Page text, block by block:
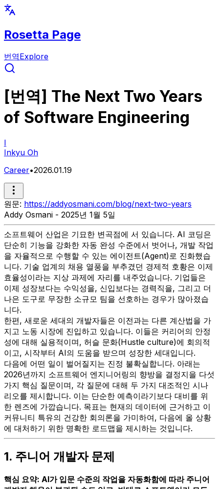
Rosetta Page
번역Explore
[번역] The Next Two Years
of Software Engineering
I
Inkyu Oh
Career•2026.01.19
원문: https://addyosmani.com/blog/next-two-years
Addy Osmani - 2025년 1월 5일
소프트웨어 산업은 기묘한 변곡점에 서 있습니다. AI 코딩은
단순히 기능을 강화한 자동 완성 수준에서 벗어나, 개발 작업
을 자율적으로 수행할 수 있는 에이전트(Agent)로 진화했습
니다. 기술 업계의 채용 열풍을 부추겼던 경제적 호황은 이제
효율성이라는 지상 과제에 자리를 내주었습니다. 기업들은
이제 성장보다는 수익성을, 신입보다는 경력직을, 그리고 더
나은 도구로 무장한 소규모 팀을 선호하는 경우가 많아졌습
니다.
한편, 새로운 세대의 개발자들은 이전과는 다른 계산법을 가
지고 노동 시장에 진입하고 있습니다. 이들은 커리어의 안정
성에 대해 실용적이며, 허슬 문화(Hustle culture)에 회의적
이고, 시작부터 AI의 도움을 받으며 성장한 세대입니다.
다음에 어떤 일이 벌어질지는 진정 불확실합니다. 아래는
2026년까지 소프트웨어 엔지니어링의 향방을 결정지을 다섯
가지 핵심 질문이며, 각 질문에 대해 두 가지 대조적인 시나
리오를 제시합니다. 이는 단순한 예측이라기보다 대비를 위
한 렌즈에 가깝습니다. 목표는 현재의 데이터에 근거하고 이
커뮤니티 특유의 건강한 회의론을 가미하여, 다음에 올 상황
에 대처하기 위한 명확한 로드맵을 제시하는 것입니다.
1. 주니어 개발자 문제
핵심 요약: AI가 입문 수준의 작업을 자동화함에 따라 주니어